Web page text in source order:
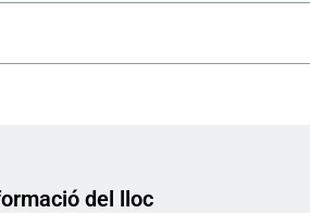
del lloc